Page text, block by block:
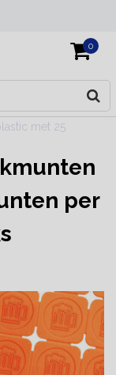
0
met 25
per